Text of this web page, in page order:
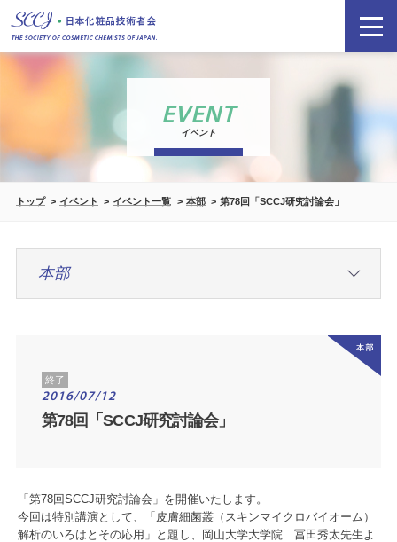
EVENT
イベント
トップ イベント イベント一覧 本部 第78回「SCCJ研究討論会」
終了
2016/07/12
第78回「SCCJ研究討論会」
「第78回SCCJ研究討論会」を開催いたします。
今回は特別講演として、「皮膚細菌叢（スキンマイクロバイオーム）
解析のいろはとその応用」と題し、岡山大学大学院 冨田秀太先生よ